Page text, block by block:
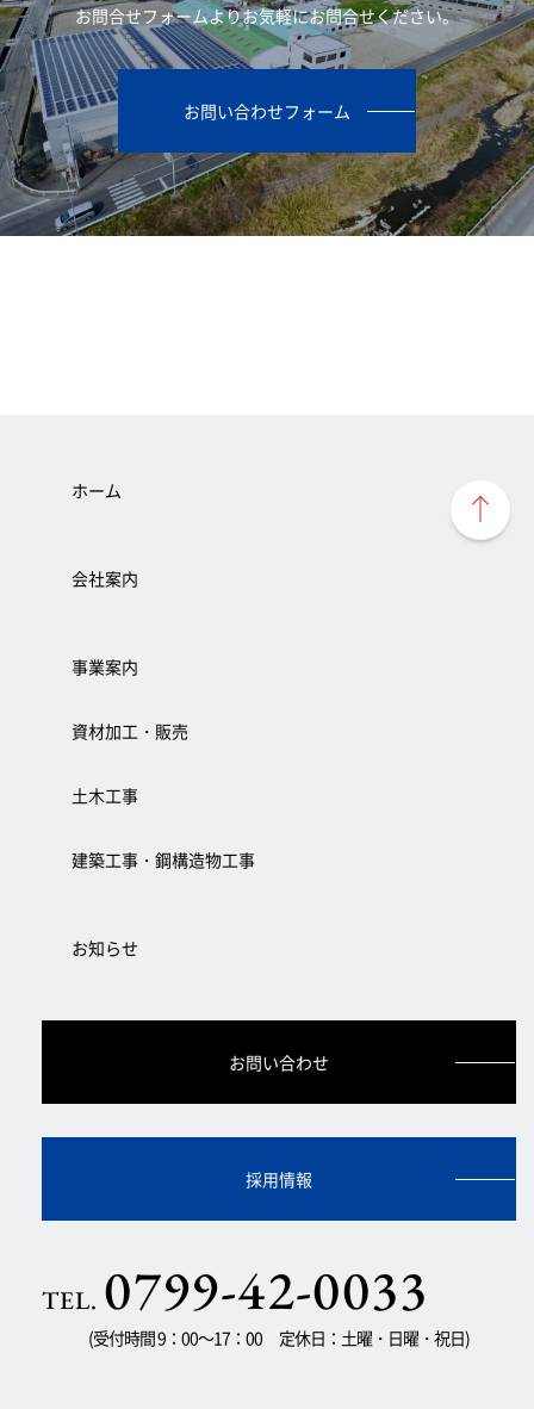
お問合せフォームよりお気軽にお問合せください。
お問い合わせフォーム
ホーム
会社案内
事業案内
資材加工・販売
土木工事
建築工事・鋼構造物工事
お知らせ
お問い合わせ
採用情報
TEL. 0799-42-0033
(受付時間 9：00～17：00 定休日：土曜・日曜・祝日)